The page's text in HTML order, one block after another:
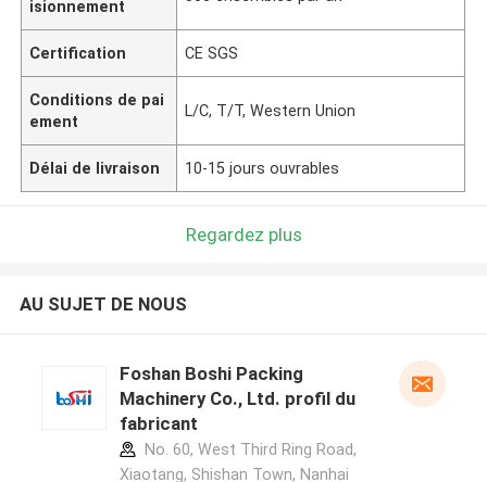
isionnement
Certification CE SGS
Conditions de pai
ement
L/C, T/T, Western Union
Délai de livraison 10-15 jours ouvrables
Regardez plus
AU SUJET DE NOUS
Foshan Boshi Packing
Machinery Co., Ltd. profil du
fabricant
No. 60, West Third Ring Road,
Xiaotang, Shishan Town, Nanhai